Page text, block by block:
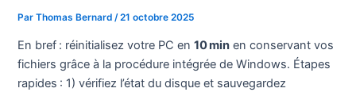
ParThomas Bernard /21 octobre 2025
En bref : réinitialisez votre PC en10 min en conservant vos
fichiers grâce à la procédure intégrée de Windows. Étapes
rapides : 1) vérifiez l’état du disque et sauvegardez